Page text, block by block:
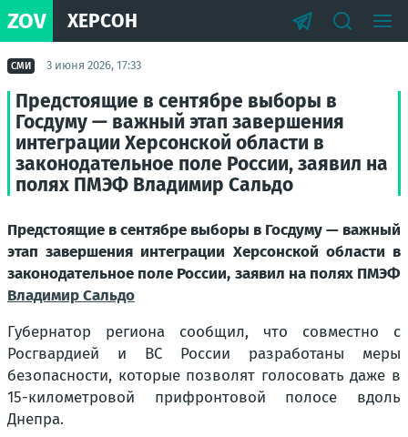
ZOV ХЕРСОН
СМИ 3 июня 2026, 17:33
Предстоящие в сентябре выборы в
Госдуму — важный этап завершения
интеграции Херсонской области в
законодательное поле России, заявил на
полях ПМЭФ Владимир Сальдо
Предстоящие в сентябре выборы в Госдуму — важный
этап завершения интеграции Херсонской области в
законодательное поле России, заявил на полях ПМЭФ
Владимир Сальдо
Губернатор региона сообщил, что совместно с
Росгвардией и ВС России разработаны меры
безопасности, которые позволят голосовать даже в
15-километровой прифронтовой полосе вдоль
Днепра.